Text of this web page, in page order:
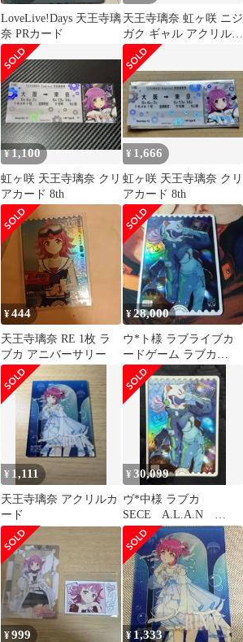
LoveLive!Days 天王寺璃
奈 PRカード
天王寺璃奈 虹ヶ咲 ニジ
ガク ギャル アクリルカ
ード
¥1,100
虹ヶ咲 天王寺璃奈 クリ
アカード 8th
¥ 1,666
虹ヶ咲 天王寺璃奈 クリ
アカード 8th
¥444
天王寺璃奈 RE 1枚 ラ
ブカ アニバーサリー
¥28,000
ウ*ト様 ラブライブカ
ードゲーム ラブカ
A.L.A.N SECE 天王寺
璃奈
¥ 1,111
天王寺璃奈 アクリルカ
ード
¥30,099
ヴ*中様 ラブカ
SECE A.L.A.N
（ALAN、アラン） 1
枚
¥999 ¥ 1,333